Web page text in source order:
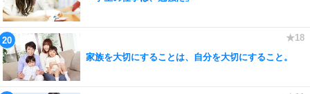
家族を大切にすることは、自分を大切にすること。